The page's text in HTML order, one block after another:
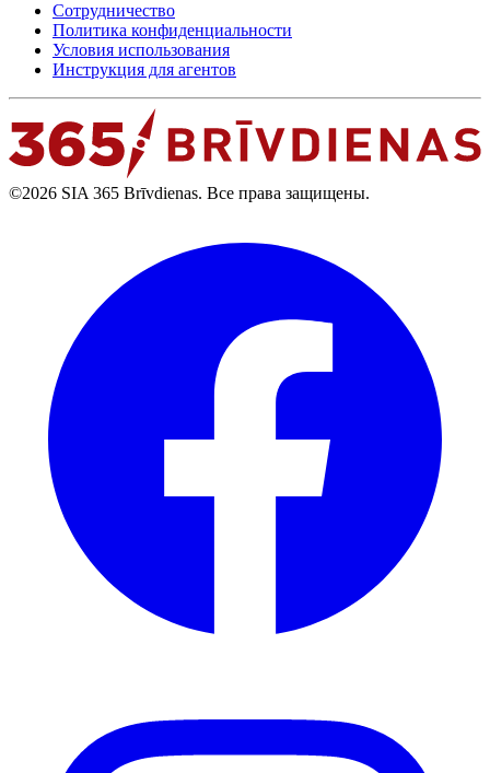
Сотрудничество
Политика конфиденциальности
Условия использования
Инструкция для агентов
©2026 SIA 365 Brīvdienas. Все права защищены.